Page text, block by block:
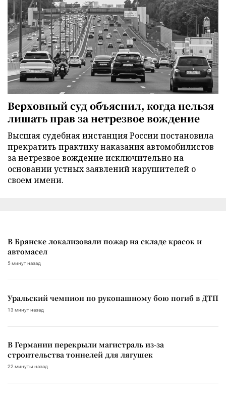
Верховный суд объяснил, когда нельзя
лишать прав за нетрезвое вождение
Высшая судебная инстанция России постановила
прекратить практику наказания автомобилистов
за нетрезвое вождение исключительно на
основании устных заявлений нарушителей о
своем имени.
В Брянске локализовали пожар на складе красок и
автомасел
5 минут назад
Уральский чемпион по рукопашному бою погиб в ДТП
13 минут назад
В Германии перекрыли магистраль из-за
строительства тоннелей для лягушек
22 минуты назад